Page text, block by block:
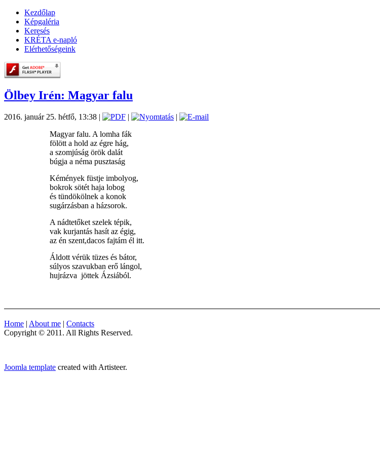
Kezdőlap
Képgaléria
Keresés
KRÉTA e-napló
Elérhetőségeink
Ölbey Irén: Magyar falu
2016. január 25. hétfő, 13:38 | |
|
Magyar falu. A lomha fák
fölött a hold az égre hág,
a szomjúság örök dalát
búgja a néma pusztaság
Kémények füstje imbolyog,
bokrok sötét haja lobog
és tündökölnek a konok
sugárzásban a házsorok.
A nádtetőket szelek tépik,
vak kurjantás hasít az égig,
az én szent,dacos fajtám él itt.
Áldott vérük tüzes és bátor,
súlyos szavukban erő lángol,
hujrázva jöttek Ázsiából.
Home | About me | Contacts
Copyright © 2011. All Rights Reserved.
Joomla template created with Artisteer.